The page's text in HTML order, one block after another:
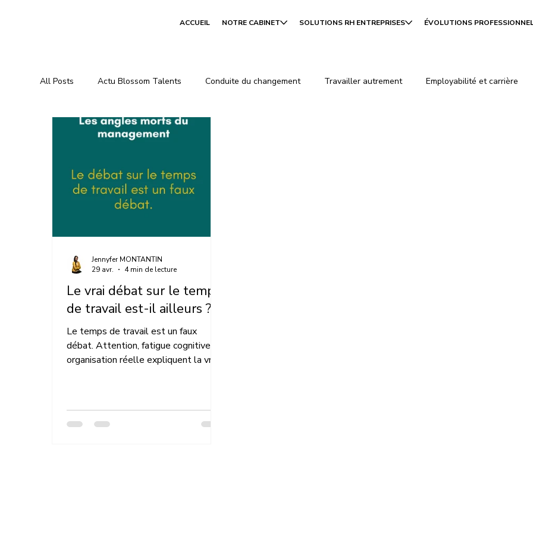
ACCUEIL NOTRE CABINET SOLUTIONS RH ENTREPRISES ÉVOLUTIONS
All Posts Actu Blossom Talents Conduite du changement Travailler autrement Employabilité et carrière
Le vrai débat sur le temps
de travail est-il ailleurs ?
Le temps de travail est un faux
débat. Attention, fatigue cognitive et
organisation réelle expliquent la vraie
Jennyfer MONTANTIN
29 avr.
4 min de lecture